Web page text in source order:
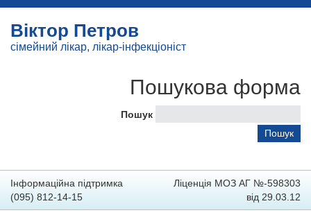
Віктор Петров
сімейний лікар, лікар-інфекціоніст
Пошукова форма
Пошук
Інформаційна підтримка
(095) 812-14-15
Ліценція МОЗ АГ №-598303
від 29.03.12